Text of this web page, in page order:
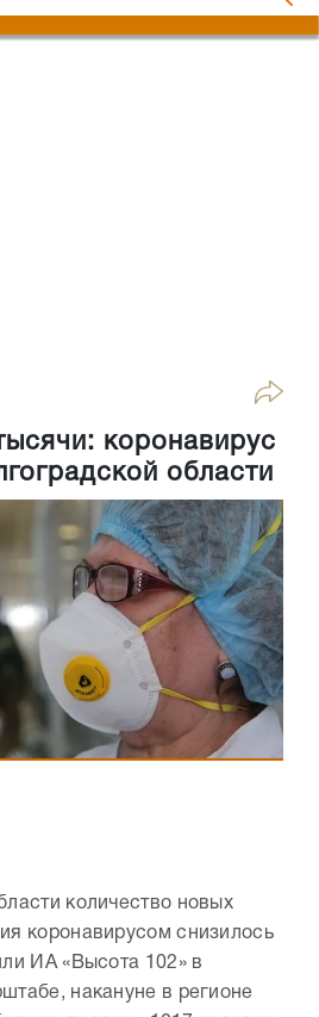
коронавирус
области
количество новых
коронавирусом снизилось
ИА «Высота 102» в
накануне в регионе